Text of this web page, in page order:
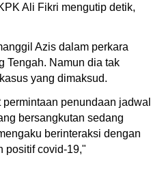
Ali Fikri mengutip detik,
Azis dalam perkara
Tengah. Namun dia tak
yang dimaksud.
penundaan jadwal
bersangkutan sedang
berinteraksi dengan
positif covid-19,"